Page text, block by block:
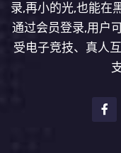
录,再小的光,也能在
通过会员登录,用户
受电子竞技、真人